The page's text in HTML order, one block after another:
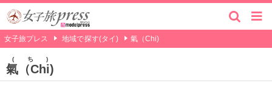
女子旅プレス 地域で探す(タイ) 氣（Chi)
氣（Chi)
ち